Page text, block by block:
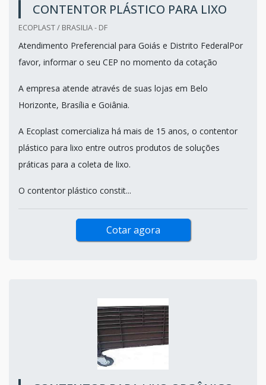
CONTENTOR PLÁSTICO PARA LIXO
ECOPLAST / BRASILIA - DF
Atendimento Preferencial para Goiás e Distrito FederalPor
favor, informar o seu CEP no momento da cotação
A empresa atende através de suas lojas em Belo
Horizonte, Brasília e Goiânia.
A Ecoplast comercializa há mais de 15 anos, o contentor
plástico para lixo entre outros produtos de soluções
práticas para a coleta de lixo.
O contentor plástico constit...
Cotar agora